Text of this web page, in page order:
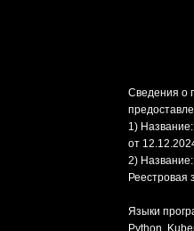
Сведения о
1)
от
2)
Реестровая
Языки
Python,